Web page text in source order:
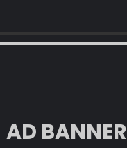
AD BANNER